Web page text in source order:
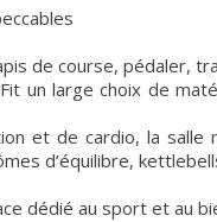
de course, pédaler,
un large choix de
et de cardio, la
d’équilibre,
dédié au sport et au